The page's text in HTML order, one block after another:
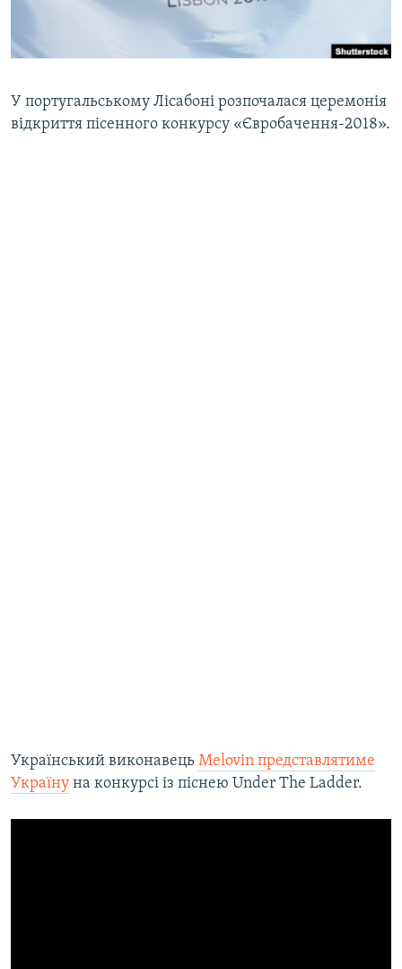
ВІДЕОУРОКИ «ELIFBE»
СВІДЧЕННЯ ОКУПАЦІЇ
ІНФОГРАФІКА
Qırımtatar
ДОЛУЧАЙСЯ!
У португальському Лісабоні розпочалася церемонія
відкриття пісенного конкурсу «Євробачення-2018».
Український виконавець Melovin представлятиме
Україну на конкурсі із піснею Under The Ladder.